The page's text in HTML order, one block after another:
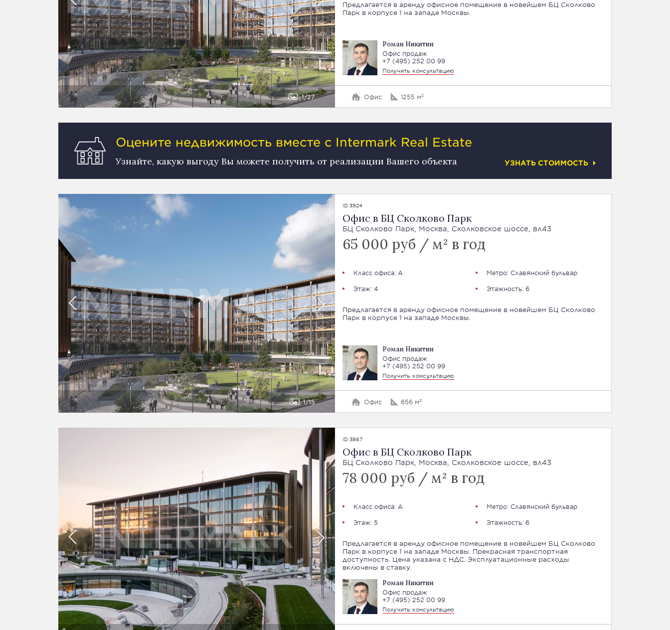
1 27
Предлагается в аренду офисное помещение в новейшем БЦ Сколково
Парк в корпусе 1 на западе Москвы.
Роман Никитин
Офис продаж
+7 (495) 252 00 99
Получить консультацию
Офис 1255 м²
Оцените недвижимость вместе с Intermark Real Estate
Узнайте, какую выгоду Вы можете получить от реализации Вашего объекта УЗНАТЬ СТОИМОСТЬ
1 15
ID 3924
Офис в БЦ Сколково Парк
БЦ Сколково Парк, Москва, Сколковское шоссе, вл43
65 000 руб / м² в год
Класс офиса: А
Метро: Славянский бульвар
Этаж: 4
Этажность: 6
Предлагается в аренду офисное помещение в новейшем БЦ Сколково
Парк в корпусе 1 на западе Москвы.
Роман Никитин
Офис продаж
+7 (495) 252 00 99
Получить консультацию
Офис 656 м²
ID 3867
Офис в БЦ Сколково Парк
БЦ Сколково Парк, Москва, Сколковское шоссе, вл43
78 000 руб / м² в год
Класс офиса: А
Метро: Славянский бульвар
Этаж: 5
Этажность: 6
Предлагается в аренду офисное помещение в новейшем БЦ Сколково
Парк в корпусе 1 на западе Москвы. Прекрасная транспортная
доступность. Цена указана с НДС. Эксплуатационные расходы
включены в ставку.
Роман Никитин
Офис продаж
+7 (495) 252 00 99
Получить консультацию